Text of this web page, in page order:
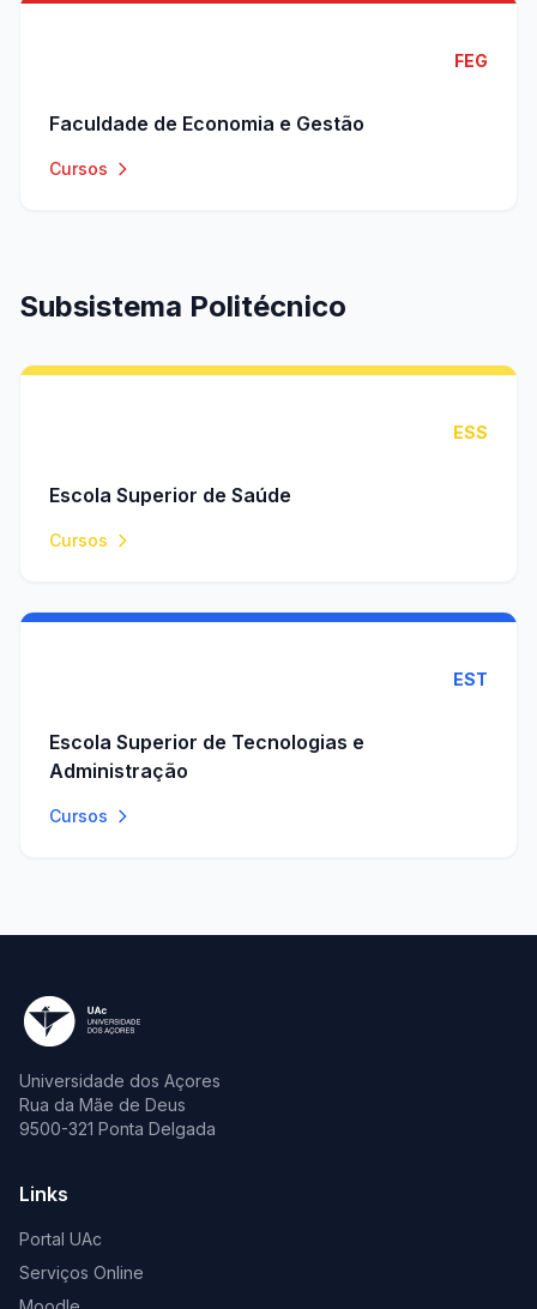
FEG
Faculdade de Economia e Gestão
Cursos
Subsistema Politécnico
ESS
Escola Superior de Saúde
Cursos
EST
Escola Superior de Tecnologias e
Administração
Cursos
Universidade dos Açores
Rua da Mãe de Deus
9500-321 Ponta Delgada
Links
Portal UAc
Serviços Online